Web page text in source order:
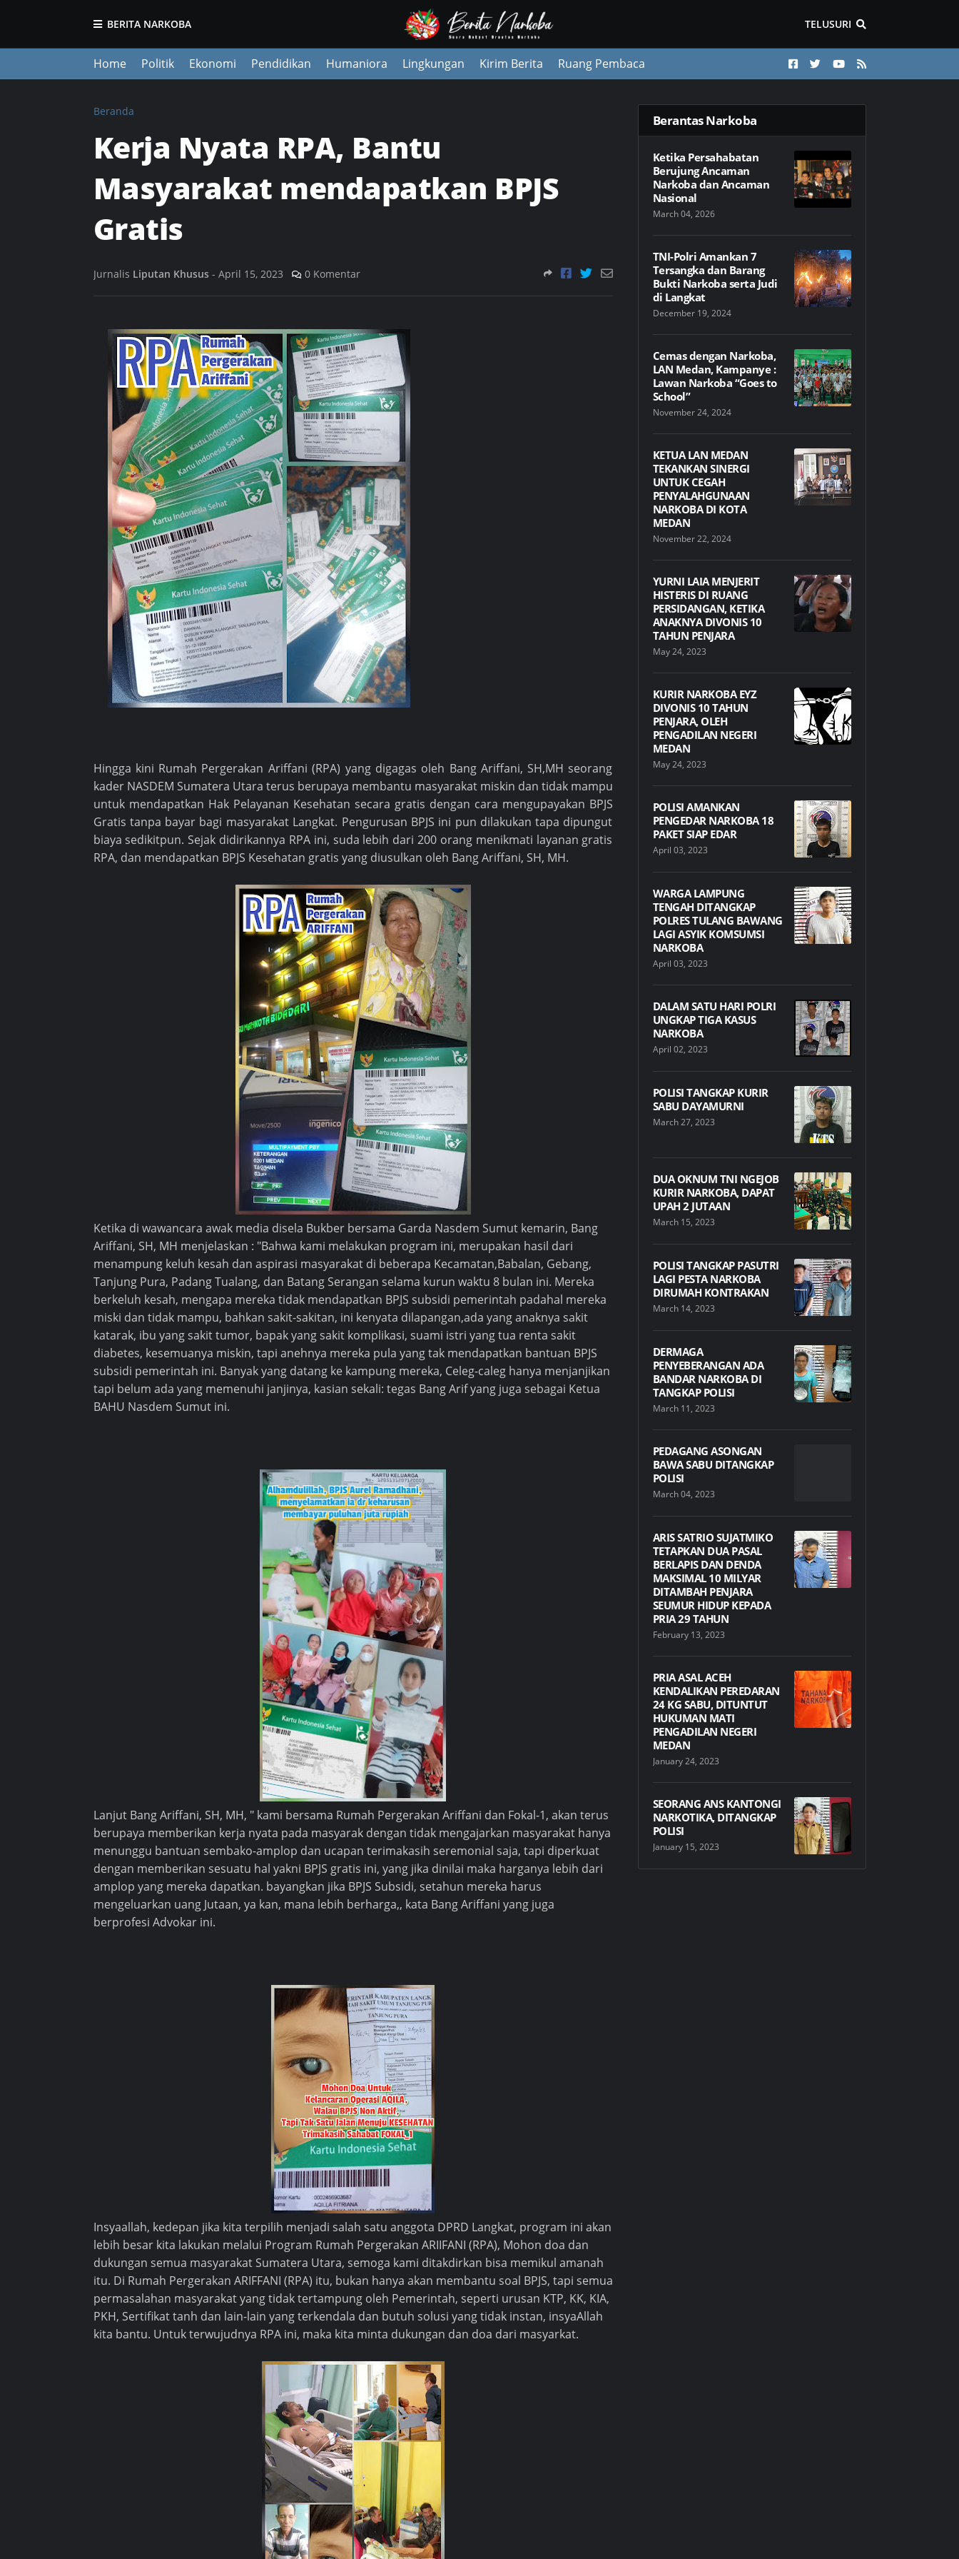
BERITA NARKOBA TELUSURI
Home Politik Ekonomi Pendidikan Humaniora Lingkungan Kirim Berita Ruang Pembaca
Beranda
Kerja Nyata RPA, Bantu
Masyarakat mendapatkan BPJS
Gratis
Jurnalis Liputan Khusus - April 15, 2023 0 Komentar
Hingga kini Rumah Pergerakan Ariffani (RPA) yang digagas oleh Bang Ariffani, SH,MH seorang
kader NASDEM Sumatera Utara terus berupaya membantu masyarakat miskin dan tidak mampu
untuk mendapatkan Hak Pelayanan Kesehatan secara gratis dengan cara mengupayakan BPJS
Gratis tanpa bayar bagi masyarakat Langkat. Pengurusan BPJS ini pun dilakukan tapa dipungut
biaya sedikitpun. Sejak didirikannya RPA ini, suda lebih dari 200 orang menikmati layanan gratis
RPA, dan mendapatkan BPJS Kesehatan gratis yang diusulkan oleh Bang Ariffani, SH, MH.
Ketika di wawancara awak media disela Bukber bersama Garda Nasdem Sumut kemarin, Bang
Ariffani, SH, MH menjelaskan : "Bahwa kami melakukan program ini, merupakan hasil dari
menampung keluh kesah dan aspirasi masyarakat di beberapa Kecamatan,Babalan, Gebang,
Tanjung Pura, Padang Tualang, dan Batang Serangan selama kurun waktu 8 bulan ini. Mereka
berkeluh kesah, mengapa mereka tidak mendapatkan BPJS subsidi pemerintah padahal mereka
miski dan tidak mampu, bahkan sakit-sakitan, ini kenyata dilapangan,ada yang anaknya sakit
katarak, ibu yang sakit tumor, bapak yang sakit komplikasi, suami istri yang tua renta sakit
diabetes, kesemuanya miskin, tapi anehnya mereka pula yang tak mendapatkan bantuan BPJS
subsidi pemerintah ini. Banyak yang datang ke kampung mereka, Celeg-caleg hanya menjanjikan
tapi belum ada yang memenuhi janjinya, kasian sekali: tegas Bang Arif yang juga sebagai Ketua
BAHU Nasdem Sumut ini.
Lanjut Bang Ariffani, SH, MH, " kami bersama Rumah Pergerakan Ariffani dan Fokal-1, akan terus
berupaya memberikan kerja nyata pada masyarak dengan tidak mengajarkan masyarakat hanya
menunggu bantuan sembako-amplop dan ucapan terimakasih seremonial saja, tapi diperkuat
dengan memberikan sesuatu hal yakni BPJS gratis ini, yang jika dinilai maka harganya lebih dari
amplop yang mereka dapatkan. bayangkan jika BPJS Subsidi, setahun mereka harus
mengeluarkan uang Jutaan, ya kan, mana lebih berharga,, kata Bang Ariffani yang juga
berprofesi Advokar ini.
Insyaallah, kedepan jika kita terpilih menjadi salah satu anggota DPRD Langkat, program ini akan
lebih besar kita lakukan melalui Program Rumah Pergerakan ARIIFANI (RPA), Mohon doa dan
dukungan semua masyarakat Sumatera Utara, semoga kami ditakdirkan bisa memikul amanah
itu. Di Rumah Pergerakan ARIFFANI (RPA) itu, bukan hanya akan membantu soal BPJS, tapi semua
permasalahan masyarakat yang tidak tertampung oleh Pemerintah, seperti urusan KTP, KK, KIA,
PKH, Sertifikat tanh dan lain-lain yang terkendala dan butuh solusi yang tidak instan, insyaAllah
kita bantu. Untuk terwujudnya RPA ini, maka kita minta dukungan dan doa dari masyarkat.
Berantas Narkoba
Ketika Persahabatan
Berujung Ancaman
Narkoba dan Ancaman
Nasional
March 04, 2026
TNI-Polri Amankan 7
Tersangka dan Barang
Bukti Narkoba serta Judi
di Langkat
December 19, 2024
Cemas dengan Narkoba,
LAN Medan, Kampanye :
Lawan Narkoba “Goes to
School”
November 24, 2024
KETUA LAN MEDAN
TEKANKAN SINERGI
UNTUK CEGAH
PENYALAHGUNAAN
NARKOBA DI KOTA
MEDAN
November 22, 2024
YURNI LAIA MENJERIT
HISTERIS DI RUANG
PERSIDANGAN, KETIKA
ANAKNYA DIVONIS 10
TAHUN PENJARA
May 24, 2023
KURIR NARKOBA EYZ
DIVONIS 10 TAHUN
PENJARA, OLEH
PENGADILAN NEGERI
MEDAN
May 24, 2023
POLISI AMANKAN
PENGEDAR NARKOBA 18
PAKET SIAP EDAR
April 03, 2023
WARGA LAMPUNG
TENGAH DITANGKAP
POLRES TULANG BAWANG
LAGI ASYIK KOMSUMSI
NARKOBA
April 03, 2023
DALAM SATU HARI POLRI
UNGKAP TIGA KASUS
NARKOBA
April 02, 2023
POLISI TANGKAP KURIR
SABU DAYAMURNI
March 27, 2023
DUA OKNUM TNI NGEJOB
KURIR NARKOBA, DAPAT
UPAH 2 JUTAAN
March 15, 2023
POLISI TANGKAP PASUTRI
LAGI PESTA NARKOBA
DIRUMAH KONTRAKAN
March 14, 2023
DERMAGA
PENYEBERANGAN ADA
BANDAR NARKOBA DI
TANGKAP POLISI
March 11, 2023
PEDAGANG ASONGAN
BAWA SABU DITANGKAP
POLISI
March 04, 2023
ARIS SATRIO SUJATMIKO
TETAPKAN DUA PASAL
BERLAPIS DAN DENDA
MAKSIMAL 10 MILYAR
DITAMBAH PENJARA
SEUMUR HIDUP KEPADA
PRIA 29 TAHUN
February 13, 2023
PRIA ASAL ACEH
KENDALIKAN PEREDARAN
24 KG SABU, DITUNTUT
HUKUMAN MATI
PENGADILAN NEGERI
MEDAN
January 24, 2023
SEORANG ANS KANTONGI
NARKOTIKA, DITANGKAP
POLISI
January 15, 2023